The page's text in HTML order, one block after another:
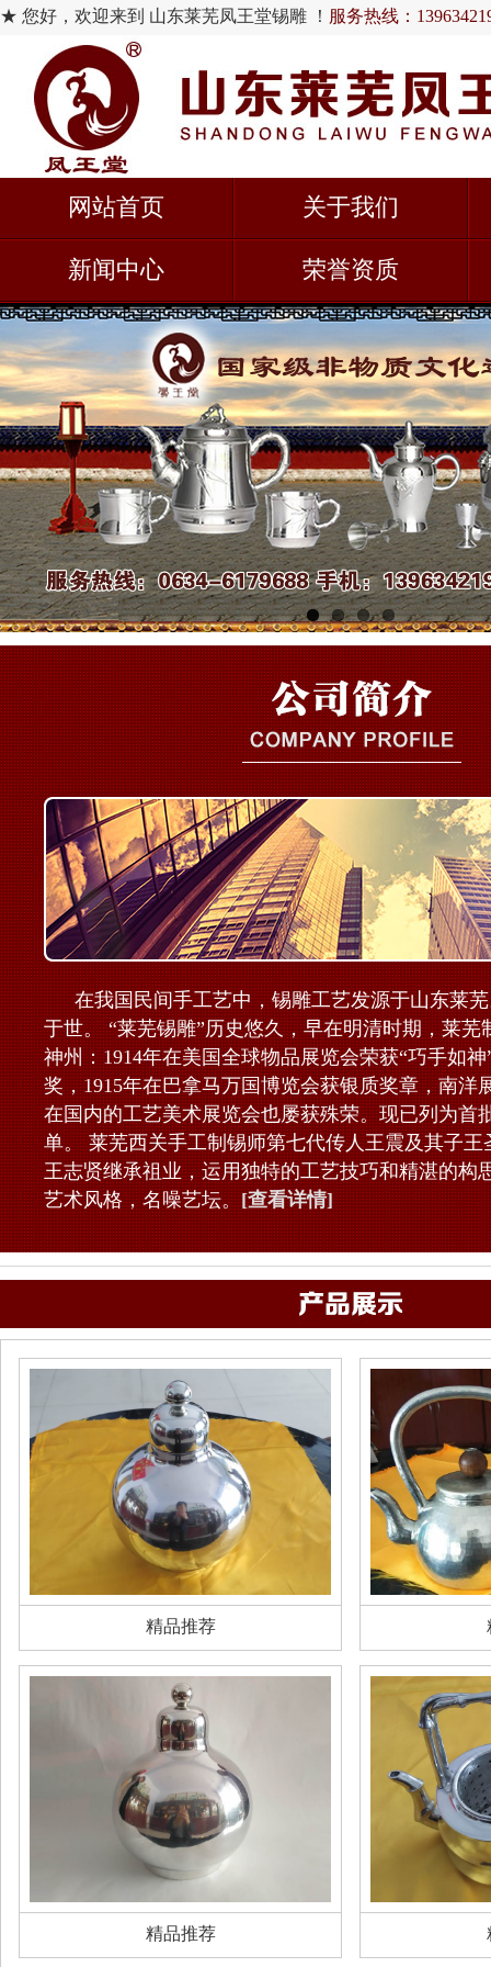
★ 您好，欢迎来到 山东莱芜凤王堂锡雕 ！ 服务热线：
网站首页 关于我们
新闻中心 荣誉资质
在我国民间手工艺中，锡雕工艺发源于山东莱
于世。 “莱芜锡雕”历史悠久，早在明清时期，莱芜
神州：1914年在美国全球物品展览会荣获“巧手如
奖，1915年在巴拿马万国博览会获银质奖章，南洋
在国内的工艺美术展览会也屡获殊荣。现已列为首
单。 莱芜西关手工制锡师第七代传人王震及其子王
王志贤继承祖业，运用独特的工艺技巧和精湛的构
艺术风格，名噪艺坛。[查看详情]
精品推荐
精品推荐